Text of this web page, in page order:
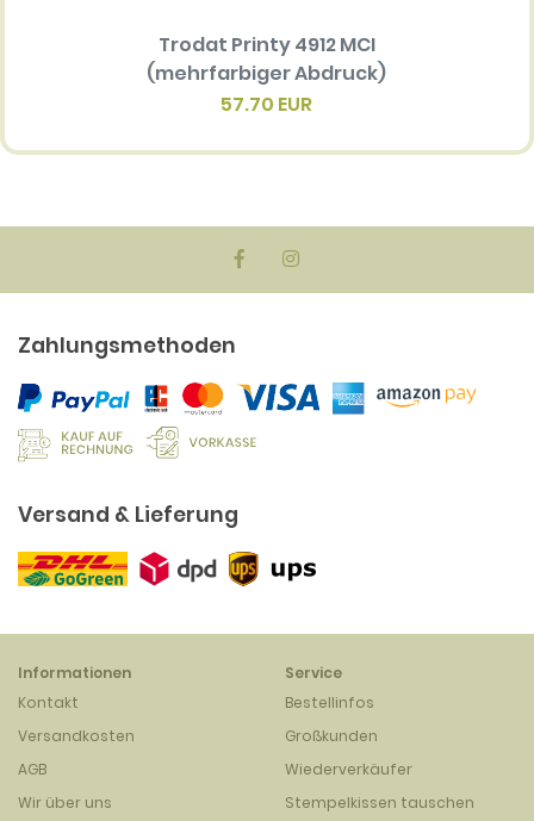
Trodat Printy 4912 MCI
(mehrfarbiger Abdruck)
57.70 EUR
Zahlungsmethoden
Versand & Lieferung
Informationen
Kontakt
Versandkosten
AGB
Wir über uns
Service
Bestellinfos
Großkunden
Wiederverkäufer
Stempelkissen tauschen